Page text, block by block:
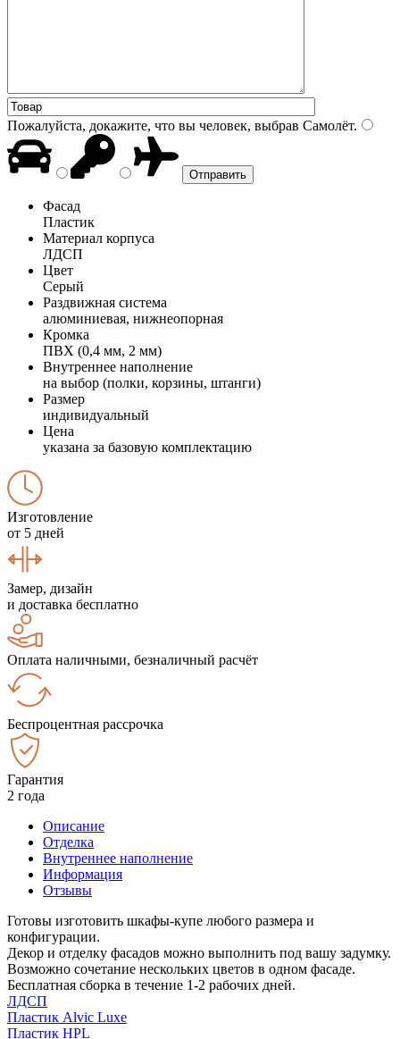
Пожалуйста, докажите, что вы человек, выбрав Самолёт.
Фасад
Пластик
Материал корпуса
ЛДСП
Цвет
Серый
Раздвижная система
алюминиевая, нижнеопорная
Кромка
ПВХ (0,4 мм, 2 мм)
Внутреннее наполнение
на выбор (полки, корзины, штанги)
Размер
индивидуальный
Цена
указана за базовую комплектацию
Изготовление
от 5 дней
Замер, дизайн
и доставка бесплатно
Оплата наличными, безналичный расчёт
Беспроцентная рассрочка
Гарантия
2 года
Описание
Отделка
Внутреннее наполнение
Информация
Отзывы
Готовы изготовить шкафы-купе любого размера и
конфигурации.
Декор и отделку фасадов можно выполнить под вашу задумку.
Возможно сочетание нескольких цветов в одном фасаде.
Бесплатная сборка в течение 1-2 рабочих дней.
ЛДСП
Пластик Alvic Luxe
Пластик HPL